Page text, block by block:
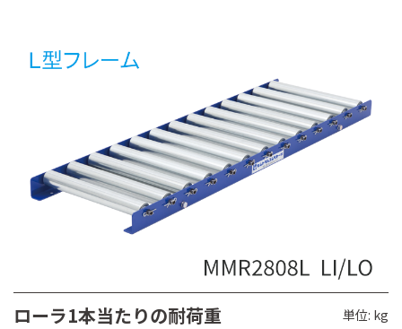
ローラ1本当たりの耐荷重 単位: kg